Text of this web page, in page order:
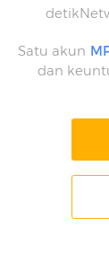
Satu akun
dan